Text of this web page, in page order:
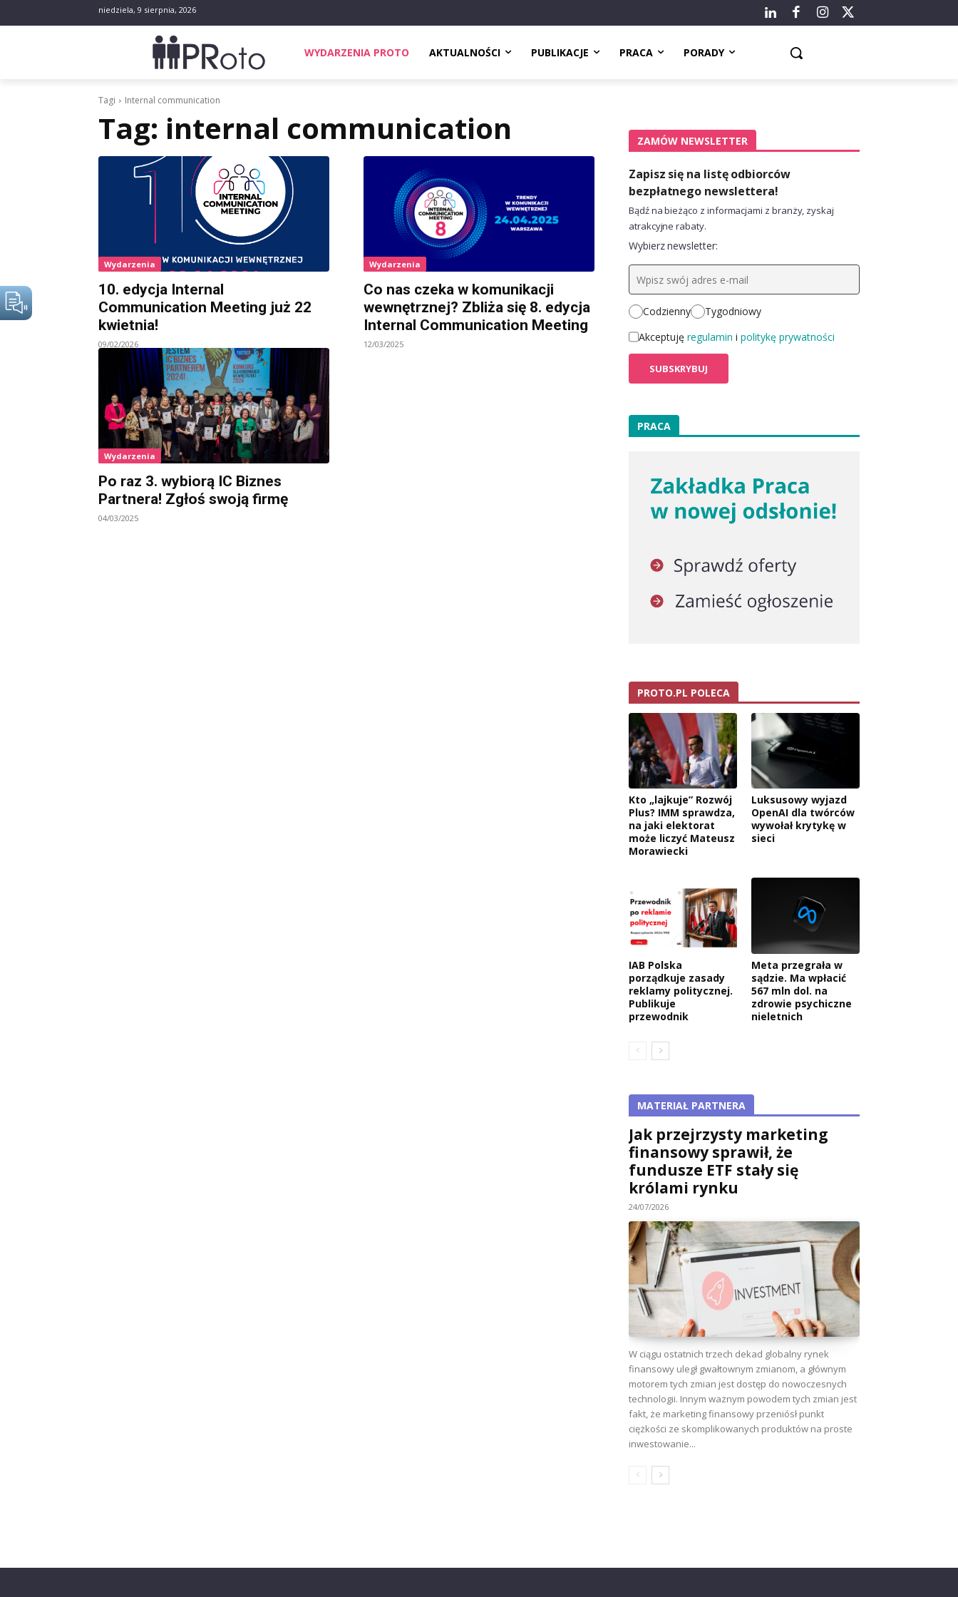
niedziela, 9 sierpnia, 2026
WYDARZENIA PROTO AKTUALNOŚCI PUBLIKACJE PRACA PORADY
Tagi Internal communication
Tag: internal communication
Wydarzenia
10. edycja Internal
Communication Meeting już 22
kwietnia!
09/02/2026
Wydarzenia
Co nas czeka w komunikacji
wewnętrznej? Zbliża się 8. edycja
Internal Communication Meeting
12/03/2025
Wydarzenia
Po raz 3. wybiorą IC Biznes
Partnera! Zgłoś swoją firmę
04/03/2025
ZAMÓW NEWSLETTER
Zapisz się na listę odbiorców
bezpłatnego newslettera!
Bądź na bieżąco z informacjami z branży, zyskaj
atrakcyjne rabaty.
Wybierz newsletter:
Codzienny
Tygodniowy
Akceptuję regulamin i politykę prywatności
PRACA
PROTO.PL POLECA
Kto „lajkuje” Rozwój
Plus? IMM sprawdza,
na jaki elektorat
może liczyć Mateusz
Morawiecki
Luksusowy wyjazd
OpenAI dla twórców
wywołał krytykę w
sieci
IAB Polska
porządkuje zasady
reklamy politycznej.
Publikuje
przewodnik
Meta przegrała w
sądzie. Ma wpłacić
567 mln dol. na
zdrowie psychiczne
nieletnich
MATERIAŁ PARTNERA
Jak przejrzysty marketing
finansowy sprawił, że
fundusze ETF stały się
królami rynku
24/07/2026
W ciągu ostatnich trzech dekad globalny rynek
finansowy uległ gwałtownym zmianom, a głównym
motorem tych zmian jest dostęp do nowoczesnych
technologii. Innym ważnym powodem tych zmian jest
fakt, że marketing finansowy przeniósł punkt
ciężkości ze skomplikowanych produktów na proste
inwestowanie...